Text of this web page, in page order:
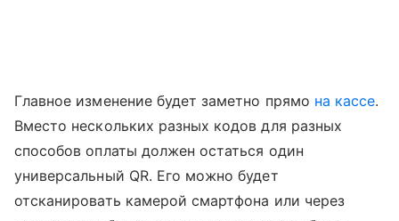
Главное изменение будет заметно прямо на кассе.
Вместо нескольких разных кодов для разных
способов оплаты должен остаться один
универсальный QR. Его можно будет
отсканировать камерой смартфона или через